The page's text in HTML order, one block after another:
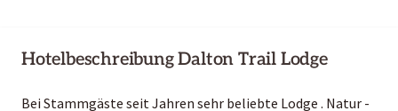
Hotelbeschreibung Dalton Trail Lodge
Bei Stammgäste seit Jahren sehr beliebte Lodge . Natur -